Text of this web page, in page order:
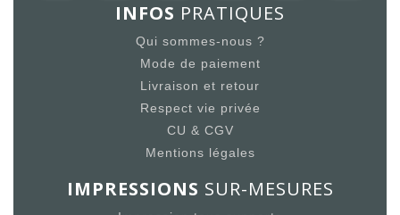
INFOS PRATIQUES
Qui sommes-nous ?
Mode de paiement
Livraison et retour
Respect vie privée
CU & CGV
Mentions légales
IMPRESSIONS SUR-MESURES